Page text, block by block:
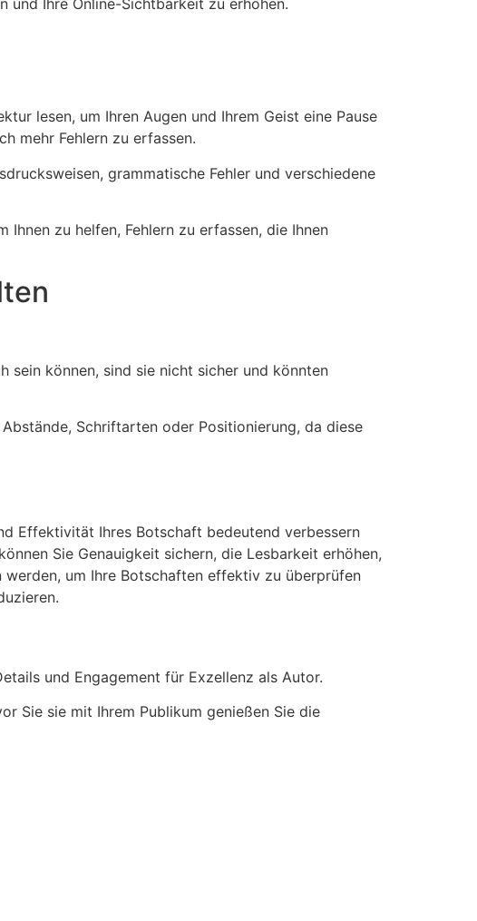
lesen, um Ihren Augen und Ihrem Geist eine Pause
mehr Fehlern zu erfassen.
grammatische Fehler und verschiedene
zu helfen, Fehlern zu erfassen, die Ihnen
sein können, sind sie nicht sicher und könnten
Schriftarten oder Positionierung, da diese
Effektivität Ihres Botschaft bedeutend verbessern
Sie Genauigkeit sichern, die Lesbarkeit erhöhen,
um Ihre Botschaften effektiv zu überprüfen
und Engagement für Exzellenz als Autor.
Sie sie mit Ihrem Publikum genießen Sie die